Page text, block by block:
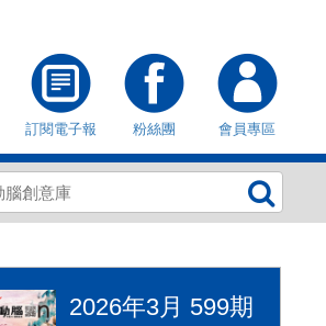
訂閱電子報
粉絲團 會員專區
2026年3月 599期